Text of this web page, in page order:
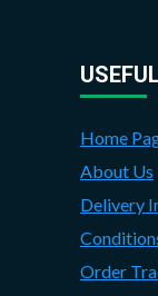
Home
About Us
Delivery
Order